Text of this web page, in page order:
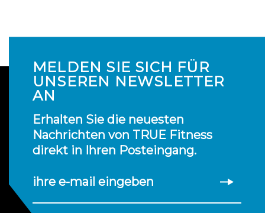
MELDEN SIE SICH FÜR
UNSEREN NEWSLETTER
AN
Erhalten Sie die neuesten
Nachrichten von TRUE Fitness
direkt in Ihren Posteingang.
ihre e-mail eingeben